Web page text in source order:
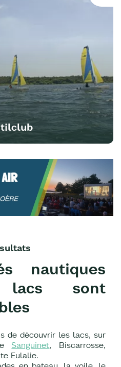
nautiques
sont
de découvrir les lacs, sur
Sanguinet, Biscarrosse,
Eulalie.